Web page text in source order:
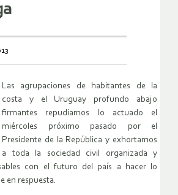
Las agrupaciones de habitantes de la
costa y el Uruguay profundo abajo
firmantes repudiamos lo actuado el
miércoles próximo pasado por el
Presidente de la República y exhortamos
a toda la sociedad civil organizada y
con el futuro del país a hacer lo
en respuesta.